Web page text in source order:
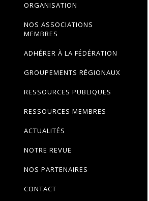
ORGANISATION
NOS ASSOCIATIONS
MEMBRES
ADHÉRER À LA FÉDÉRATION
GROUPEMENTS RÉGIONAUX
RESSOURCES PUBLIQUES
RESSOURCES MEMBRES
ACTUALITÉS
NOTRE REVUE
NOS PARTENAIRES
CONTACT